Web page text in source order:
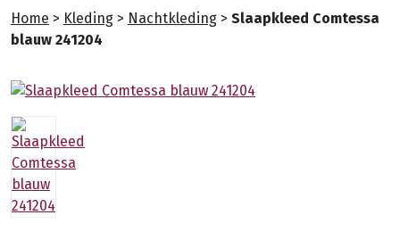
Home > Kleding > Nachtkleding > Slaapkleed Comtessa
blauw 241204